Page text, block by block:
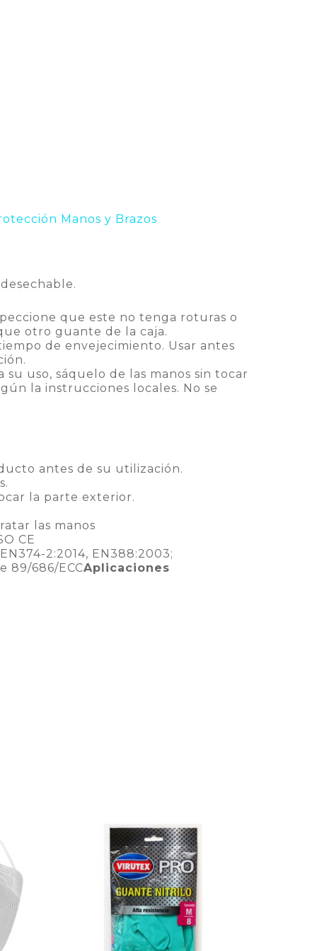
Manos y Brazos
que este no tenga roturas o
otro guante de la caja.
de envejecimiento. Usar antes
uso, sáquelo de las manos sin tocar
la instrucciones locales. No se
antes de su utilización.
la parte exterior.
las manos
CE
2:2014, EN388:2003;
89/686/ECCAplicaciones